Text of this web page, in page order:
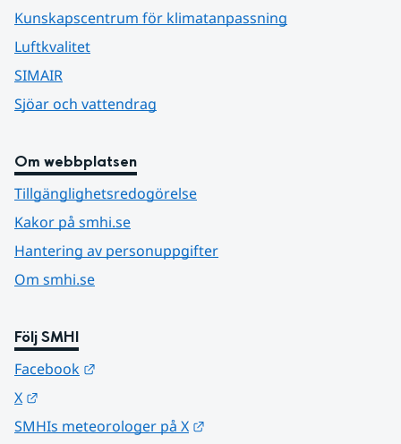
Kunskapscentrum för klimatanpassning
Luftkvalitet
SIMAIR
Sjöar och vattendrag
Om webbplatsen
Tillgänglighetsredogörelse
Kakor på smhi.se
Hantering av personuppgifter
Om smhi.se
Följ SMHI
Facebook
X
SMHIs meteorologer på X